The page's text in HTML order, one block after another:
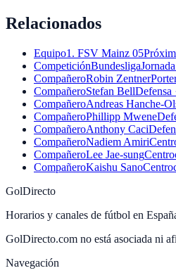
Relacionados
Equipo1. FSV Mainz 05
CompeticiónBundesliga
CompañeroRobin Zentner
CompañeroStefan BellDefensa
CompañeroAndreas Hanche-
CompañeroPhillipp Mwene
CompañeroAnthony Caci
CompañeroNadiem Amiri
CompañeroLee Jae-sung
CompañeroKaishu Sano
GolDirecto
Horarios y canales de fútbol en
GolDirecto.com no está asociada ni
Navegación